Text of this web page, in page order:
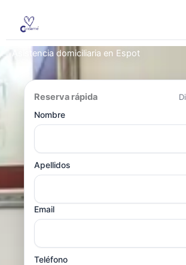
contenido
Asistencia domiciliaria en Espot
Reserva rápida
Nombre
Apellidos
Email
Teléfono